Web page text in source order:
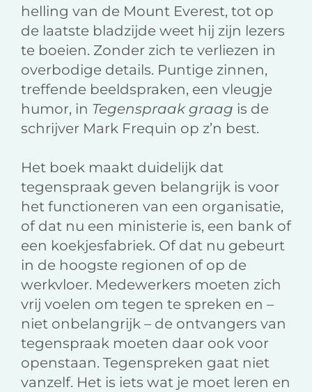
helling van de Mount Everest, tot op
de laatste bladzijde weet hij zijn lezers
te boeien. Zonder zich te verliezen in
overbodige details. Puntige zinnen,
treffende beeldspraken, een vleugje
humor, in Tegenspraak graag is de
schrijver Mark Frequin op z’n best.
Het boek maakt duidelijk dat
tegenspraak geven belangrijk is voor
het functioneren van een organisatie,
of dat nu een ministerie is, een bank of
een koekjesfabriek. Of dat nu gebeurt
in de hoogste regionen of op de
werkvloer. Medewerkers moeten zich
vrij voelen om tegen te spreken en –
niet onbelangrijk – de ontvangers van
tegenspraak moeten daar ook voor
openstaan. Tegenspreken gaat niet
vanzelf. Het is iets wat je moet leren en